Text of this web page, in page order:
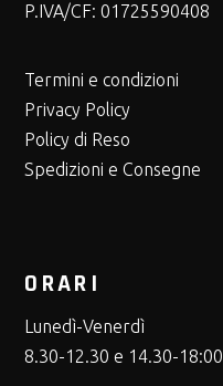
P.IVA/CF:01725590408
Termini e condizioni
Privacy Policy
Policy di Reso
Spedizioni e Consegne
ORARI
Lunedì-Venerdì
8.30-12.30 e 14.30-18:00